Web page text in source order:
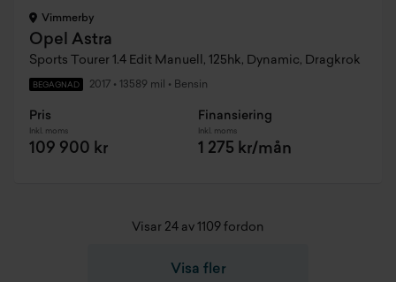
Vimmerby
Opel Astra
Sports Tourer 1.4 Edit Manuell, 125hk, Dynamic, Dragkrok
BEGAGNAD 2017 • 13589 mil • Bensin
Pris
Inkl. moms
109 900 kr
Finansiering
Inkl. moms
1 275 kr/mån
Visar 24 av 1109 fordon
Visa fler